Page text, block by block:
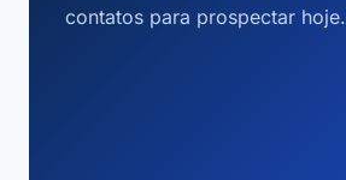
contatos para prospectar hoje.